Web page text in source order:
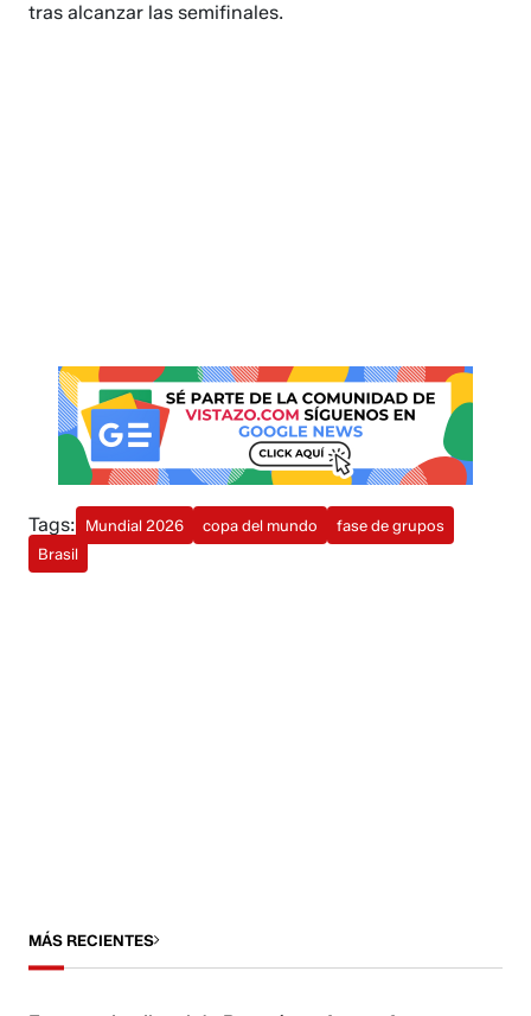
tras alcanzar las semifinales.
Tags: Mundial 2026 copa del mundo
fase de grupos
Brasil
MÁS RECIENTES